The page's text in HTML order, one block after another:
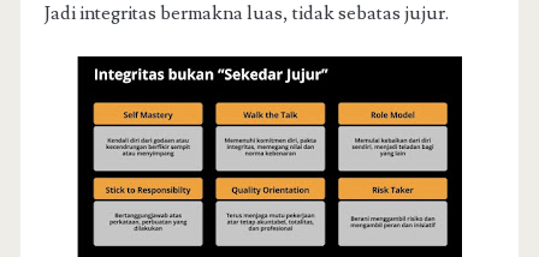
Jadi integritas bermakna luas, tidak sebatas jujur.